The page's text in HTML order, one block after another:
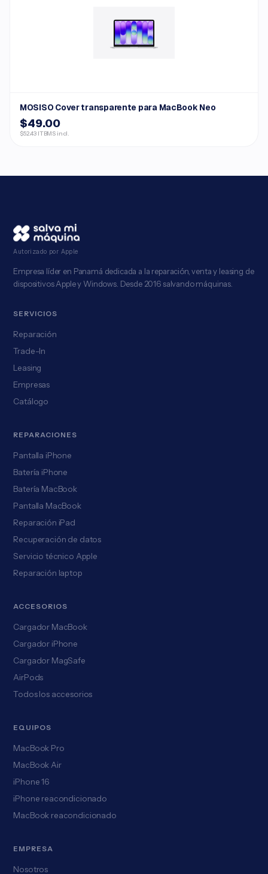
MOSISO Cover transparente para MacBook Neo
$49.00
$52.43 ITBMS incl.
Autorizado por Apple
Empresa líder en Panamá dedicada a la reparación, venta y leasing de
dispositivos Apple y Windows. Desde 2016 salvando máquinas.
SERVICIOS
Reparación
Trade-In
Leasing
Empresas
Catálogo
REPARACIONES
Pantalla iPhone
Batería iPhone
Batería MacBook
Pantalla MacBook
Reparación iPad
Recuperación de datos
Servicio técnico Apple
Reparación laptop
ACCESORIOS
Cargador MacBook
Cargador iPhone
Cargador MagSafe
AirPods
Todos los accesorios
EQUIPOS
MacBook Pro
MacBook Air
iPhone 16
iPhone reacondicionado
MacBook reacondicionado
EMPRESA
Nosotros